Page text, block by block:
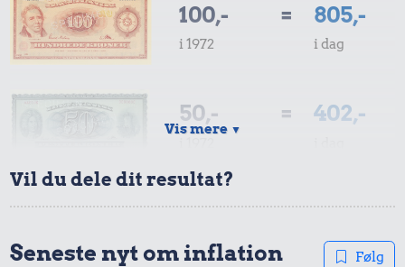
100,-
i 1972
= 805,-
i dag
50,- = 402,-
10,-
i 1972
= 80,-
i dag
Vis mere ▼
Vil du dele dit resultat?
Seneste nyt om inflation Følg